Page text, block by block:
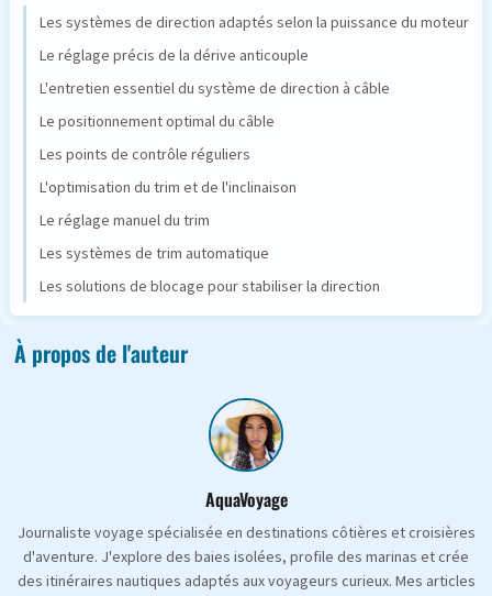
Les systèmes de direction adaptés selon la puissance du moteur
Le réglage précis de la dérive anticouple
L'entretien essentiel du système de direction à câble
Le positionnement optimal du câble
Les points de contrôle réguliers
L'optimisation du trim et de l'inclinaison
Le réglage manuel du trim
Les systèmes de trim automatique
Les solutions de blocage pour stabiliser la direction
À propos de l'auteur
AquaVoyage
Journaliste voyage spécialisée en destinations côtières et croisières
d'aventure. J'explore des baies isolées, profile des marinas et crée
des itinéraires nautiques adaptés aux voyageurs curieux. Mes articles